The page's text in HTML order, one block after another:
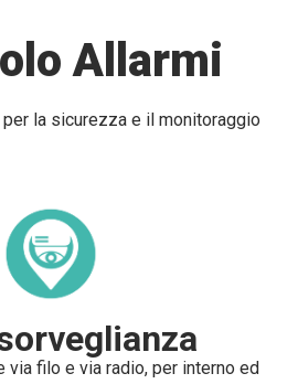
Allarmi
la sicurezza e il monitoraggio
filo e via radio, per interno ed